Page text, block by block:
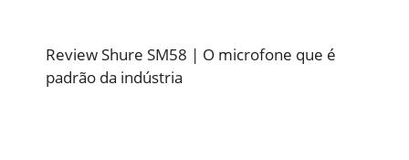
Review Shure SM58 | O microfone que é
padrão da indústria